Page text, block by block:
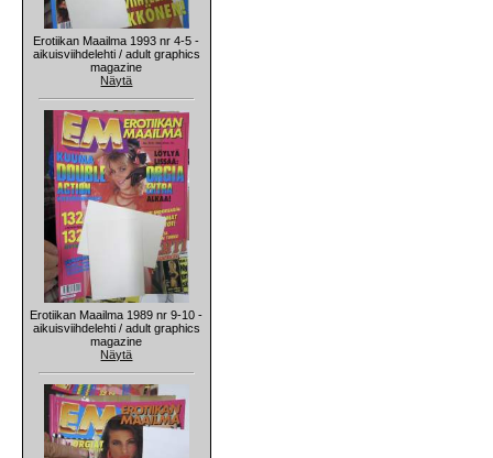
Erotiikan Maailma 1993 nr 4-5 -
aikuisviihdelehti / adult graphics
magazine
Näytä
Erotiikan Maailma 1989 nr 9-10 -
aikuisviihdelehti / adult graphics
magazine
Näytä